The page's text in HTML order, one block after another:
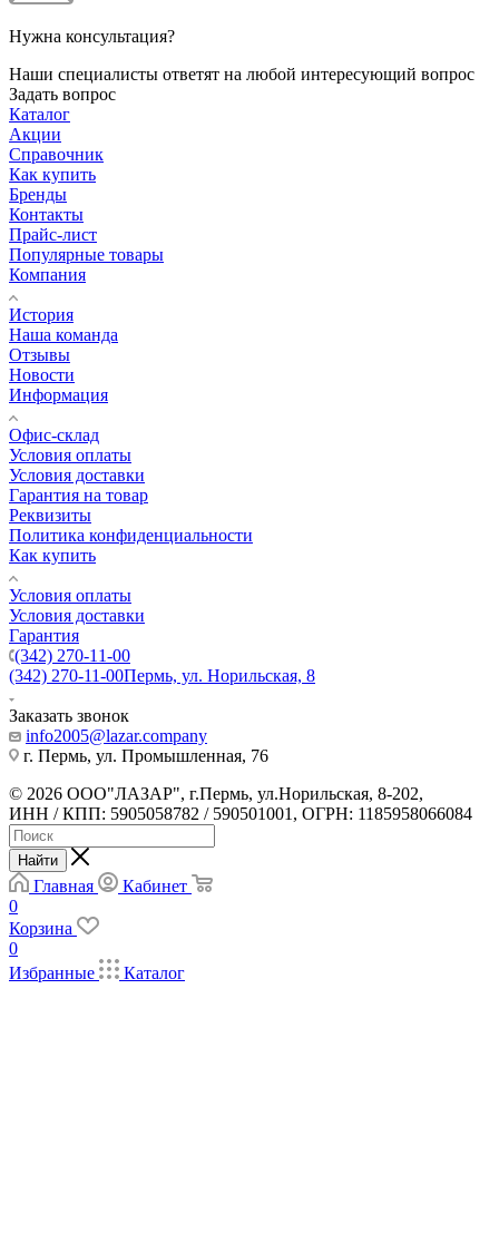
Нужна консультация?
Наши специалисты ответят на любой интересующий вопрос
Задать вопрос
Каталог
Акции
Справочник
Как купить
Бренды
Контакты
Прайс-лист
Популярные товары
Компания
История
Наша команда
Отзывы
Новости
Информация
Офис-склад
Условия оплаты
Условия доставки
Гарантия на товар
Реквизиты
Политика конфиденциальности
Как купить
Условия оплаты
Условия доставки
Гарантия
(342) 270-11-00
(342) 270-11-00Пермь, ул. Норильская, 8
Заказать звонок
info2005@lazar.company
г. Пермь, ул. Промышленная, 76
© 2026 ООО"ЛАЗАР", г.Пермь, ул.Норильская, 8-202,
ИНН / КПП: 5905058782 / 590501001, ОГРН: 1185958066084
Найти
Главная
Кабинет
0
Корзина
0
Избранные
Каталог